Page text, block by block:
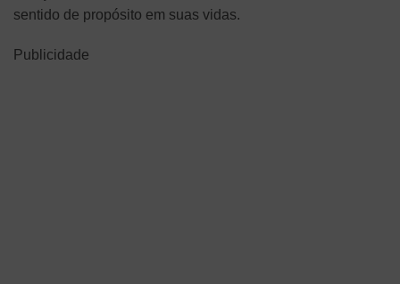
sentido de propósito em suas vidas.
Publicidade